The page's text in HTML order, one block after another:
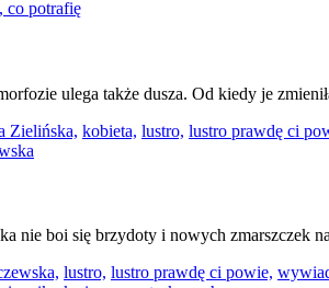
ulega także dusza. Od kiedy je
Zielińska, kobieta, lustro, lustro prawdę ci
nie boi się brzydoty i nowych zmarszczek
lustro, lustro prawdę ci powie,